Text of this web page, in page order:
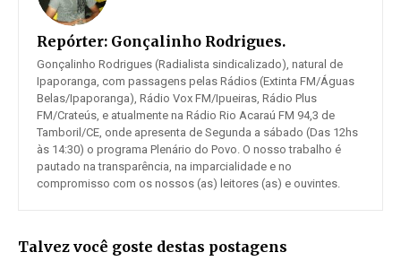
Repórter: Gonçalinho Rodrigues.
Gonçalinho Rodrigues (Radialista sindicalizado), natural de
Ipaporanga, com passagens pelas Rádios (Extinta FM/Águas
Belas/Ipaporanga), Rádio Vox FM/Ipueiras, Rádio Plus
FM/Crateús, e atualmente na Rádio Rio Acaraú FM 94,3 de
Tamboril/CE, onde apresenta de Segunda a sábado (Das 12hs
às 14:30) o programa Plenário do Povo. O nosso trabalho é
pautado na transparência, na imparcialidade e no
compromisso com os nossos (as) leitores (as) e ouvintes.
Talvez você goste destas postagens